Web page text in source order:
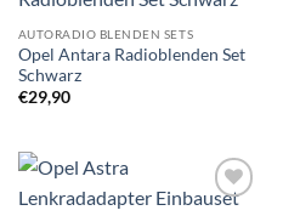
Wunschliste
hinzufügen
AUTORADIO BLENDEN SETS
Opel Antara Radioblenden Set
Schwarz
€29,90